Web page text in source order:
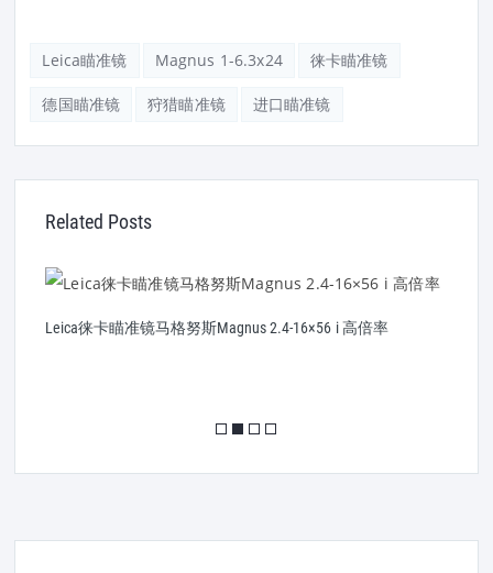
Leica瞄准镜 Magnus 1-6.3x24 徕卡瞄准镜
德国瞄准镜 狩猎瞄准镜 进口瞄准镜
Related Posts
Leica徕卡瞄准镜马格努斯Magnus 2.4-16×56 i 高倍率